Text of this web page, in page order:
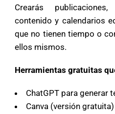
Crearás
contenido y calendarios
que no tienen tiempo o
ellos mismos.
Herramientas gratuitas
ChatGPT para generar
Canva (versión